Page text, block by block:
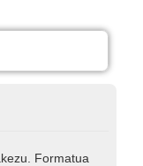
Formatua